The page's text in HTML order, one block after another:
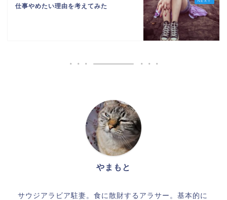
仕事やめたい理由を考えてみた
やまもと
サウジアラビア駐妻。食に散財するアラサー。基本的に